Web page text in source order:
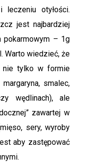
leczeniu otyłości.
jest najbardziej
pokarmowym – 1g
Warto wiedzieć, że
nie tylko w formie
margaryna, smalec,
wędlinach), ale
zawartej w
sery, wyroby
aby zastępować